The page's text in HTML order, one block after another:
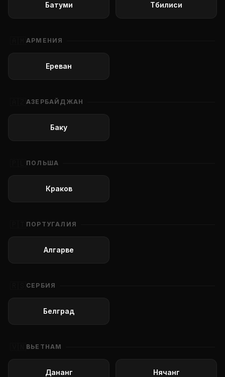
Батуми Тбилиси
АРМЕНИЯ
Ереван
АЗЕРБАЙДЖАН
Баку
ПОЛЬША
Краков
ПОРТУГАЛИЯ
Алгарве
СЕРБИЯ
Белград
ВЬЕТНАМ
Дананг Нячанг